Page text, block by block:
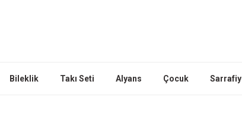
Bileklik Takı Seti Alyans Çocuk